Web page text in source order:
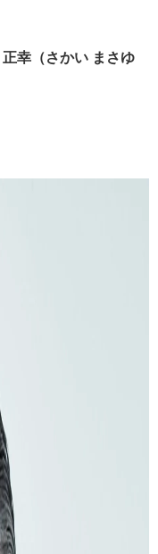
幸（さかい まさゆ